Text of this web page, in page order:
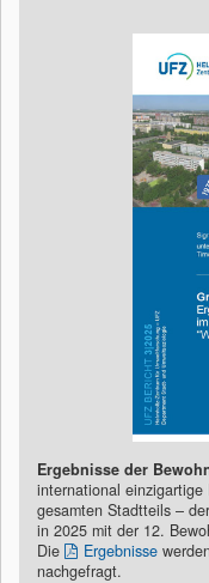
Ergebnisse der
international
gesamten Stadtteils –
in 2025 mit der 12.
Die
Ergebnisse
nachgefragt.